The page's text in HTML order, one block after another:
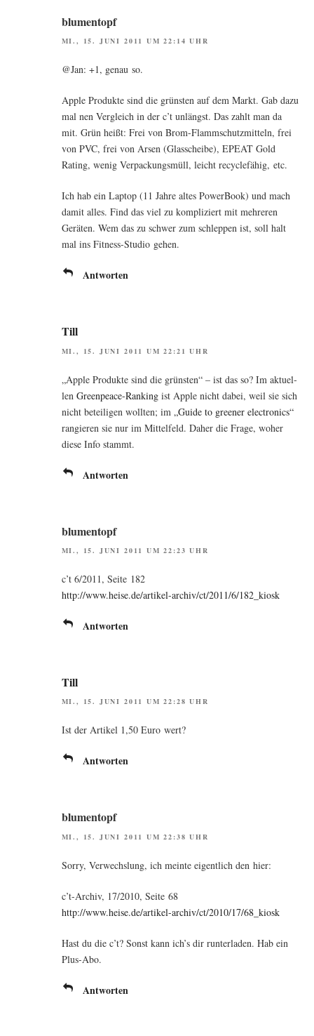
blumentopf
MI., 15. JUNI 2011 UM 22:14 UHR
@Jan: +1, genau so.
Apple Pro­duk­te sind die grüns­ten auf dem Markt. Gab dazu
mal nen Ver­gleich in der c’t unlängst. Das zahlt man da
mit. Grün heißt: Frei von Brom-Flamm­schutz­mit­teln, frei
von PVC, frei von Arsen (Glas­schei­be), EPEAT Gold
Rating, wenig Ver­pa­ckungs­müll, leicht recy­cle­fä­hig, etc.
Ich hab ein Lap­top (11 Jah­re altes Power­Book) und mach
damit alles. Find das viel zu kom­pli­ziert mit meh­re­ren
Gerä­ten. Wem das zu schwer zum schlep­pen ist, soll halt
mal ins Fit­ness-Stu­dio gehen.
Antworten
Till
MI., 15. JUNI 2011 UM 22:21 UHR
„Apple Pro­duk­te sind die grüns­ten“ – ist das so? Im aktu­el­
len Green­peace-Ran­kingist Apple nicht dabei, weil sie sich
nicht betei­li­gen woll­ten; im „Gui­de to gree­ner elec­tro­nics“
ran­gie­ren sie nur im Mit­tel­feld. Daher die Fra­ge, woher
die­se Info stammt.
Antworten
blumentopf
MI., 15. JUNI 2011 UM 22:23 UHR
c’t 6/2011, Sei­te 182
http://www.heise.de/artikel-archiv/ct/2011/6/182_kiosk
Antworten
Till
MI., 15. JUNI 2011 UM 22:28 UHR
Ist der Arti­kel 1,50 Euro wert?
Antworten
blumentopf
MI., 15. JUNI 2011 UM 22:38 UHR
Sor­ry, Ver­wechs­lung, ich mein­te eigent­lich den hier:
c’t-Archiv, 17/2010, Sei­te 68
http://www.heise.de/artikel-archiv/ct/2010/17/68_kiosk
Hast du die c’t? Sonst kann ich’s dir run­ter­la­den. Hab ein
Plus-Abo.
Antworten